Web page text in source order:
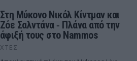
Στη Μύκονο Νικόλ Κίντμαν και
Ζόε Σαλντάνα ‑ Πλάνα από την
άφιξή τους στο Nammos
ΧΤΕΣ